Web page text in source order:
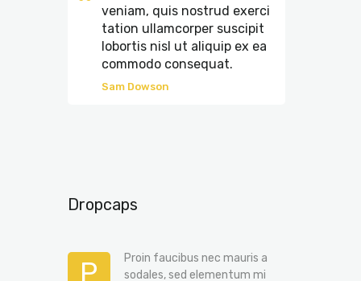
veniam, quis nostrud exerci
tation ullamcorper suscipit
lobortis nisl ut aliquip ex ea
commodo consequat.
Sam Dowson
Dropcaps
P
Proin faucibus nec mauris a
sodales, sed elementum mi